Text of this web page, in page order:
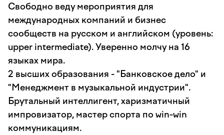
Свободно веду мероприятия для
международных компаний и бизнес
сообществ на русском и английском (уровень:
upper intermediate). Уверенно молчу на 16
языках мира.
2 высших образования - "Банковское дело" и
"Менеджмент в музыкальной индустрии".
Брутальный интеллигент, харизматичный
импровизатор, мастер спорта по win-win
коммуникациям.